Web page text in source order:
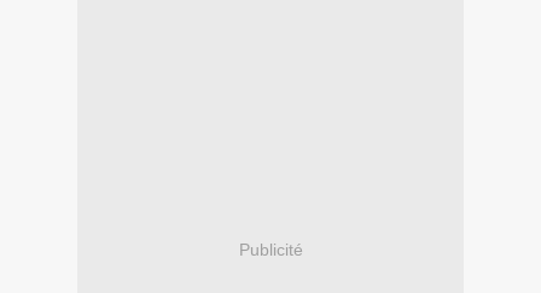
Publicité